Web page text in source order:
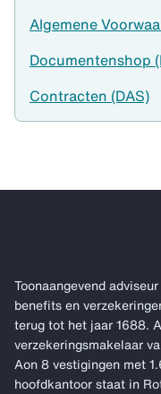
Algemene
Documentenshop
Contracten (DAS)
Toonaangevend
benefits en
terug tot het jaar 1688.
verzekeringsmakelaar
Aon 8 vestigingen met
hoofdkantoor staat in